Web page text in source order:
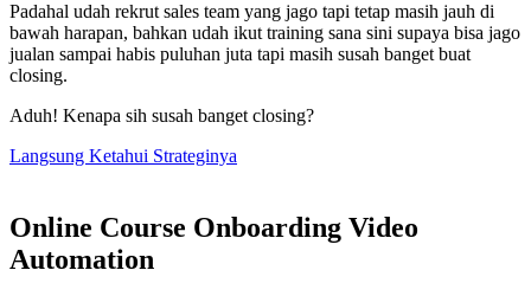
Padahal udah rekrut sales team yang jago tapi tetap masih jauh di
bawah harapan, bahkan udah ikut training sana sini supaya bisa jago
jualan sampai habis puluhan juta tapi masih susah banget buat
closing.
Aduh! Kenapa sih susah banget closing?
Langsung Ketahui Strateginya
Online Course Onboarding Video
Automation